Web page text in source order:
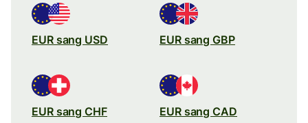
EUR sang USD EUR sang GBP
EUR sang CHF EUR sang CAD